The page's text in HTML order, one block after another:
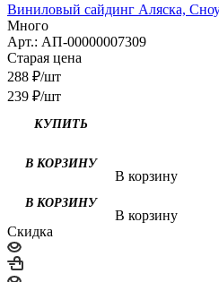
Виниловый сайдинг Аляска,
Много
Арт.: АП-00000007309
Старая цена
288 ₽/шт
239 ₽/шт
В корзину
В корзину
Скидка